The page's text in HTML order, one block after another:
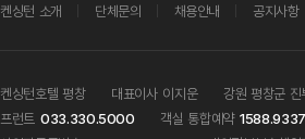
켄싱턴 소개 단체문의 채용안내 공지사항
켄싱턴호텔 평창 대표이사 이지운
강원 평창군
프런트 033.330.5000 객실 통합예약 1588.9337